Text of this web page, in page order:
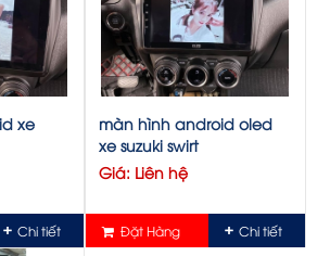
xe
Chi tiết
màn hình android oled
xe suzuki swirt
Giá: Liên hệ
Đặt Hàng Chi tiết